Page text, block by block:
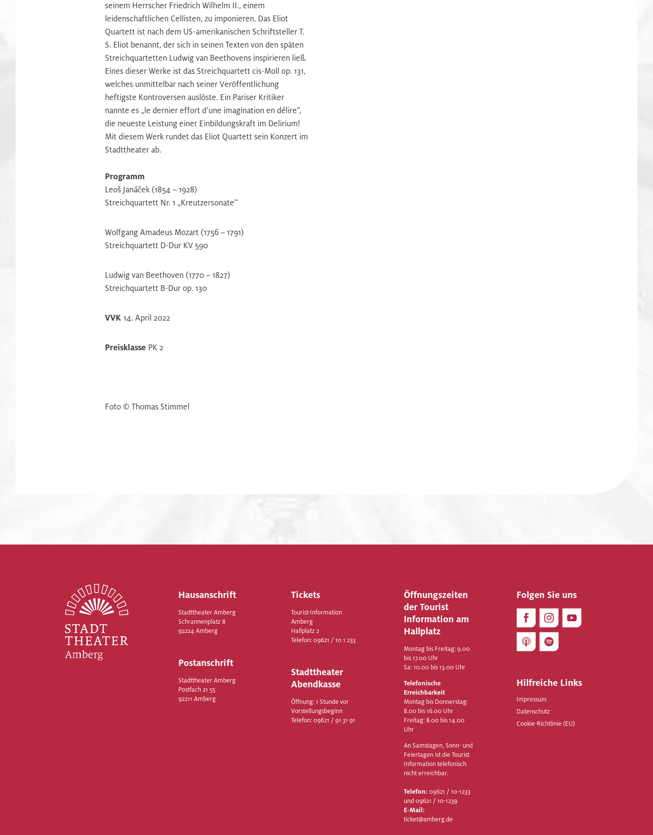
seinem Herrscher Friedrich Wilhelm II., einem
leidenschaftlichen Cellisten, zu imponieren. Das Eliot
Quartett ist nach dem US-amerikanischen Schriftsteller T.
S. Eliot benannt, der sich in seinen Texten von den späten
Streichquartetten Ludwig van Beethovens inspirieren ließ.
Eines dieser Werke ist das Streichquartett cis-Moll op. 131,
welches unmittelbar nach seiner Veröffentlichung
heftigste Kontroversen auslöste. Ein Pariser Kritiker
nannte es „le dernier effort d‘une imagination en délire“,
die neueste Leistung einer Einbildungskraft im Delirium!
Mit diesem Werk rundet das Eliot Quartett sein Konzert im
Stadttheater ab.
Programm
Leoš Janáček (1854 – 1928)
Streichquartett Nr. 1 „Kreutzersonate‘‘
Wolfgang Amadeus Mozart (1756 – 1791)
Streichquartett D-Dur KV 590
Ludwig van Beethoven (1770 – 1827)
Streichquartett B-Dur op. 130
VVK 14. April 2022
Preisklasse PK 2
Foto © Thomas Stimmel
Hausanschrift
Stadttheater Amberg
Schrannenplatz 8
92224 Amberg
Postanschrift
Stadttheater Amberg
Postfach 21 55
92211 Amberg
Tickets
Tourist-Information
Amberg
Hallplatz 2
Telefon:09621 / 10 1 233
Stadttheater
Abendkasse
Öffnung: 1 Stunde vor
Vorstellungsbeginn
Telefon:09621 / 91 31 91
Öffnungszeiten
der Tourist
Information am
Hallplatz
Montag bis Freitag: 9.00
bis 17.00 Uhr
Sa: 10.00 bis 13.00 Uhr
Telefonische
Erreichbarkeit
Montag bis Donnerstag:
8.00 bis 16.00 Uhr
Freitag: 8.00 bis 14.00
Uhr
An Samstagen, Sonn- und
Feiertagen ist die Tourist
Information telefonisch
nicht erreichbar.
Telefon: 09621 / 10-1233
und 09621 / 10-1239
E-Mail:
ticket@amberg.de
Folgen Sie uns
Hilfreiche Links
Impressum
Datenschutz
Cookie-Richtlinie (EU)